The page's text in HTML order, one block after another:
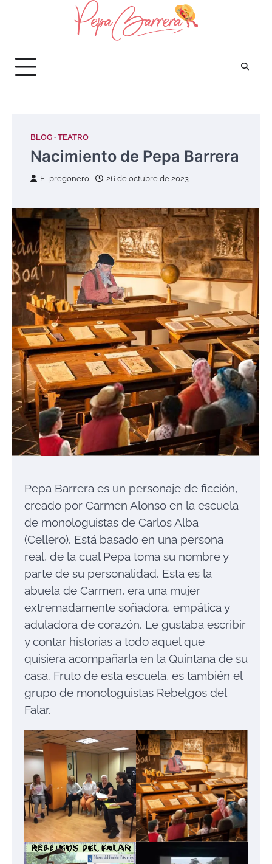
BLOG TEATRO
Nacimiento de Pepa Barrera
El pregonero 26 de octubre de 2023
Pepa Barrera es un personaje de ficción,
creado por Carmen Alonso en la escuela
de monologuistas de Carlos Alba
(Cellero). Está basado en una persona
real, de la cual Pepa toma su nombre y
parte de su personalidad. Esta es la
abuela de Carmen, era una mujer
extremadamente soñadora, empática y
aduladora de corazón. Le gustaba escribir
y contar historias a todo aquel que
quisiera acompañarla en la Quintana de su
casa. Fruto de esta escuela, es también el
grupo de monologuistas Rebelgos del
Falar.